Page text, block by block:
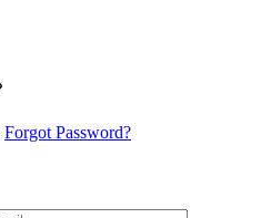
Forgot Password?